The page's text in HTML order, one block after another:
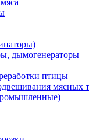
дымогенераторы
птицы
мясных